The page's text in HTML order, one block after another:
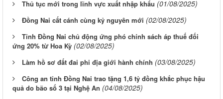
Thủ tục mới trong lĩnh vực xuất nhập khẩu (01/08/2025)
Đồng Nai cất cánh cùng kỷ nguyên mới (02/08/2025)
Tỉnh Đồng Nai chủ động ứng phó chính sách áp thuế đối
ứng 20% từ Hoa Kỳ (02/08/2025)
Làm hồ sơ đất đai phi địa giới hành chính (03/08/2025)
Công an tỉnh Đồng Nai trao tặng 1,6 tỷ đồng khắc phục hậu
quả do bão số 3 tại Nghệ An (04/08/2025)